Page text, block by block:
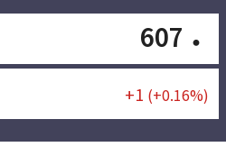
607 ・
+1 (+0.16%)